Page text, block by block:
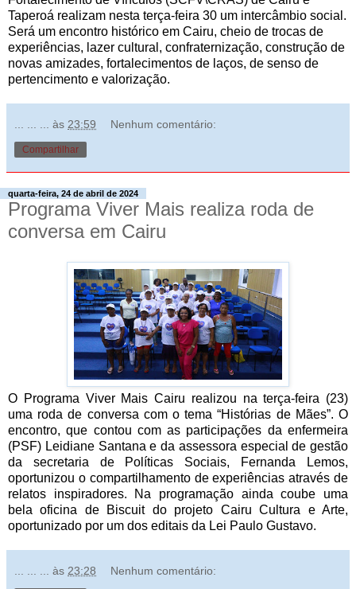
Taperoá realizam nesta terça-feira 30 um intercâmbio social.
Será um encontro histórico em Cairu, cheio de trocas de
experiências, lazer cultural, confraternização, construção de
novas amizades, fortalecimentos de laços, de senso de
pertencimento e valorização.
às 23:59 Nenhum comentário:
Compartilhar
quarta-feira, 24 de abril de 2024
Programa Viver Mais realiza roda de
conversa em Cairu
O Programa Viver Mais Cairu realizou na terça-feira (23)
uma roda de conversa com o tema “Histórias de Mães”. O
encontro, que contou com as participações da enfermeira
(PSF) Leidiane Santana e da assessora especial de gestão
da secretaria de Políticas Sociais, Fernanda Lemos,
oportunizou o compartilhamento de experiências através de
relatos inspiradores. Na programação ainda coube uma
bela oficina de Biscuit do projeto Cairu Cultura e Arte,
oportunizado por um dos editais da Lei Paulo Gustavo.
às 23:28 Nenhum comentário: